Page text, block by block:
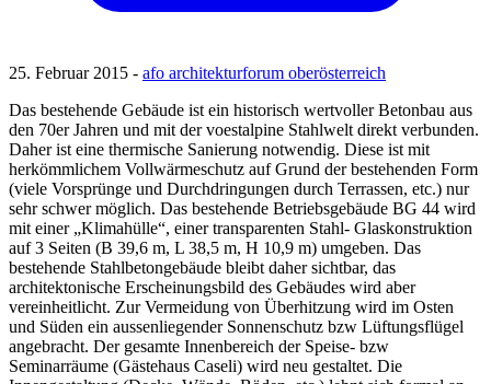
25. Februar 2015 - afo architekturforum oberösterreich
Das bestehende Gebäude ist ein historisch wertvoller Betonbau aus
den 70er Jahren und mit der voestalpine Stahlwelt direkt verbunden.
Daher ist eine thermische Sanierung notwendig. Diese ist mit
herkömmlichem Vollwärmeschutz auf Grund der bestehenden Form
(viele Vorsprünge und Durchdringungen durch Terrassen, etc.) nur
sehr schwer möglich. Das bestehende Betriebsgebäude BG 44 wird
mit einer „Klimahülle“, einer transparenten Stahl- Glaskonstruktion
auf 3 Seiten (B 39,6 m, L 38,5 m, H 10,9 m) umgeben. Das
bestehende Stahlbetongebäude bleibt daher sichtbar, das
architektonische Erscheinungsbild des Gebäudes wird aber
vereinheitlicht. Zur Vermeidung von Überhitzung wird im Osten
und Süden ein aussenliegender Sonnenschutz bzw Lüftungsflügel
angebracht. Der gesamte Innenbereich der Speise- bzw
Seminarräume (Gästehaus Caseli) wird neu gestaltet. Die